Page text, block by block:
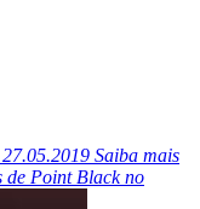
27.05.2019 Saiba mais
de Point Black no